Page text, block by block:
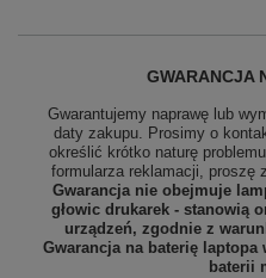
GWARANCJA
Gwarantujemy naprawę lub
daty zakupu. Prosimy o
określić krótko naturę
formularza reklamacji, proszę
Gwarancja nie obejmuje
głowic drukarek - stanowią
urządzeń, zgodnie z
Gwarancja na baterię
baterii